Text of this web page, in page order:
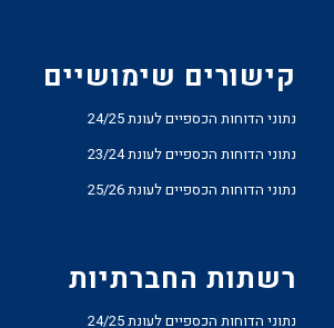
קישורים שימושיים
נתוני הדוחות הכספיים לעונת 24/25
נתוני הדוחות הכספיים לעונת 23/24
נתוני הדוחות הכספיים לעונת 25/26
רשתות החברתיות
נתוני הדוחות הכספיים לעונת 24/25